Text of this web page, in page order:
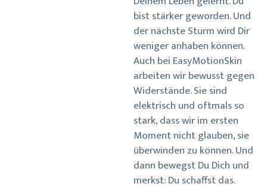
bist stärker geworden. Und
der nächste Sturm wird Dir
weniger anhaben können.
Auch bei EasyMotionSkin
arbeiten wir bewusst gegen
Widerstände. Sie sind
elektrisch und oftmals so
stark, dass wir im ersten
Moment nicht glauben, sie
überwinden zu können. Und
dann bewegst Du Dich und
merkst: Du schaffst das.